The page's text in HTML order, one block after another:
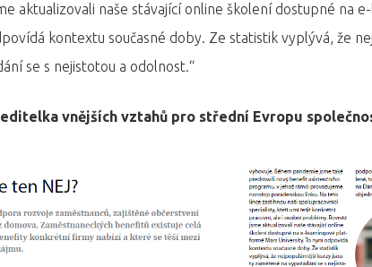
aktualizovali naše stávající online školení dostupné na
kontextu současné doby. Ze statistik vyplývá, že
se s nejistotou a odolnost.“
vnějších vztahů pro střední Evropu